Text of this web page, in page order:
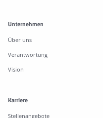
Unternehmen
Über uns
Verantwortung
Vision
Karriere
Stellenangebote